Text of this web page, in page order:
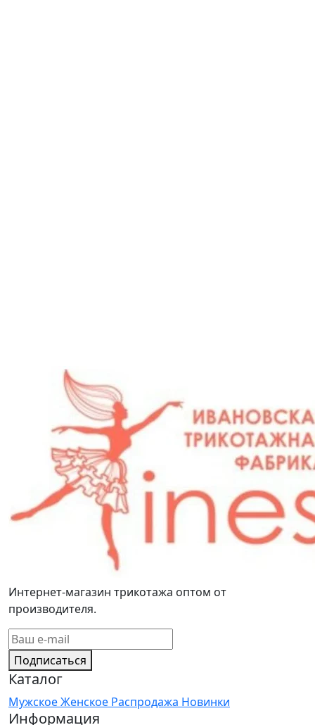
Интернет-магазин трикотажа оптом от
производителя.
Подписаться
Каталог
МужскоеЖенское Распродажа Новинки
Информация